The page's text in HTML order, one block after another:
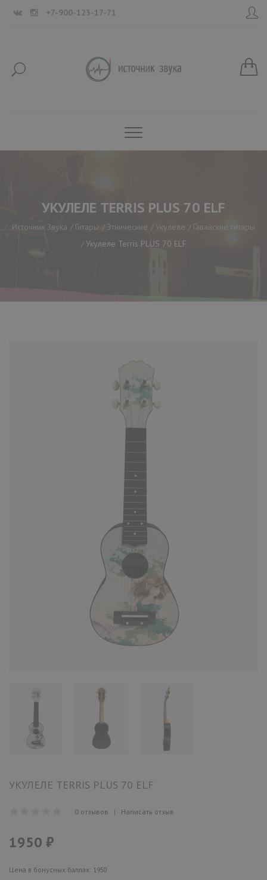
+7-900-123-17-71
УКУЛЕЛЕ TERRIS PLUS 70 ELF
Источник Звука Гитары Этнические Укулеле
Гавайские гитары
Укулеле Terris PLUS 70 ELF
УКУЛЕЛЕ TERRIS PLUS 70 ELF
0 отзывов | Написать отзыв
1950 ₽
Цена в бонусных баллах: 1950